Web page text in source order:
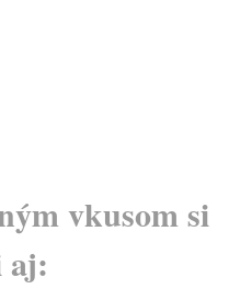
vkusom si